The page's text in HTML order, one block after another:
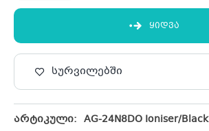
ᲧᲘᲓᲕᲐ
სურვილებში
არტიკული: AG-24N8DO Ioniser/Black